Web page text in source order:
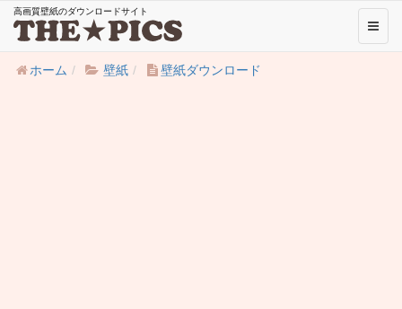
高画質壁紙のダウンロードサイト
ホーム
壁紙 壁紙ダウンロード